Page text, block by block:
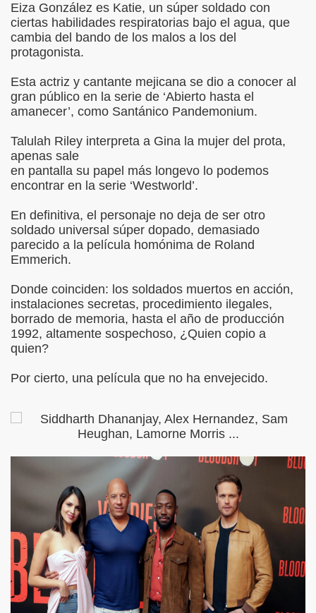
Eiza González es Katie, un súper soldado con
ciertas habilidades respiratorias bajo el agua, que
cambia del bando de los malos a los del
protagonista.
Esta actriz y cantante mejicana se dio a conocer al
gran público en la serie de ‘Abierto hasta el
amanecer’, como Santánico Pandemonium.
Talulah Riley interpreta a Gina la mujer del prota,
apenas sale
en pantalla su papel más longevo lo podemos
encontrar en la serie ‘Westworld’.
En definitiva, el personaje no deja de ser otro
soldado universal súper dopado, demasiado
parecido a la película homónima de Roland
Emmerich.
Donde coinciden: los soldados muertos en acción,
instalaciones secretas, procedimiento ilegales,
borrado de memoria, hasta el año de producción
1992, altamente sospechoso, ¿Quien copio a
quien?
Por cierto, una película que no ha envejecido.